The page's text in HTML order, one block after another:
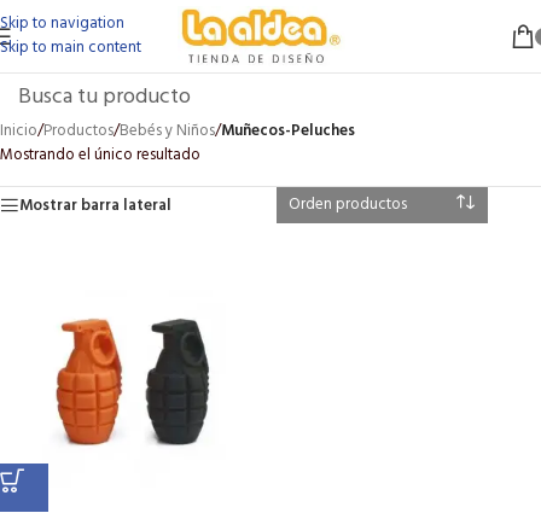
Skip to navigation
Skip to main content
Inicio/Productos/Bebés y Niños/Muñecos-Peluches
Mostrando el único resultado
Mostrar barra lateral